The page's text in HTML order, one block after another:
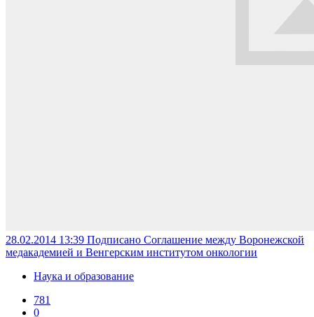
28.02.2014 13:39 Подписано Соглашение между Воронежской
медакадемией и Венгерским институтом онкологии
Наука и образование
781
0